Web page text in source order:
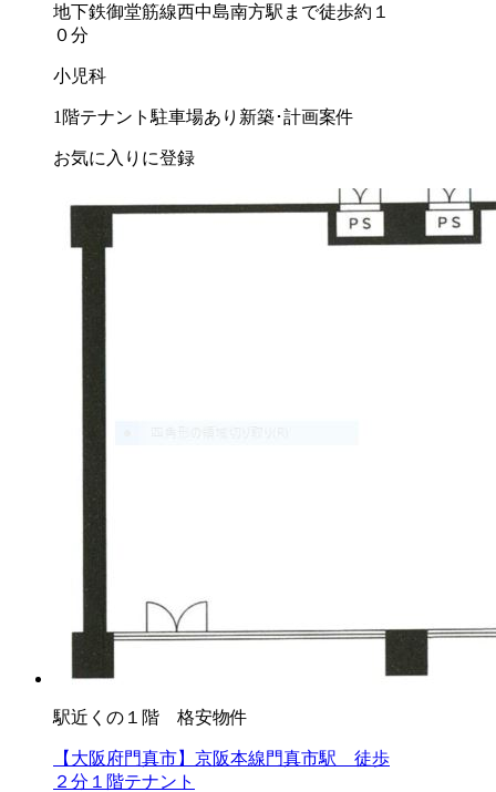
地下鉄御堂筋線西中島南方駅まで徒歩約１
０分
小児科
1階テナント 駐車場あり 新築･計画案件
お気に入りに登録
駅近くの１階 格安物件
【大阪府門真市】京阪本線門真市駅 徒歩
２分１階テナント